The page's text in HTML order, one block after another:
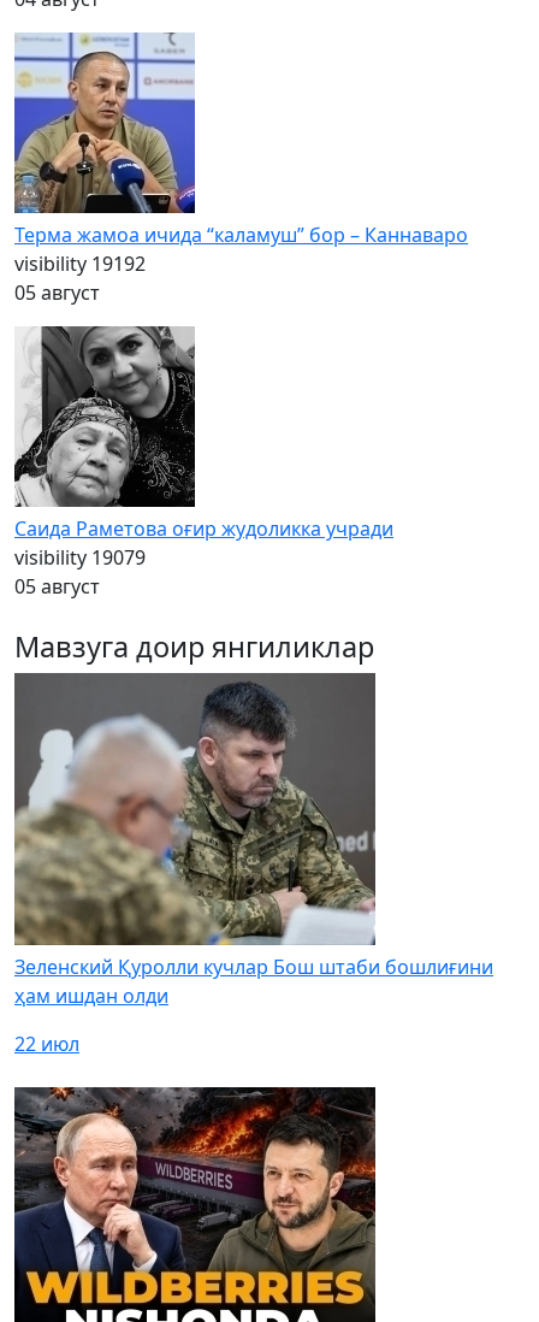
Терма жамоа ичида “каламуш” бор – Каннаваро
visibility 19192
05 август
Саида Раметова оғир жудоликка учради
visibility 19079
05 август
Мавзуга доир янгиликлар
Зеленский Қуролли кучлар Бош штаби бошлиғини
ҳам ишдан олди
22 июл